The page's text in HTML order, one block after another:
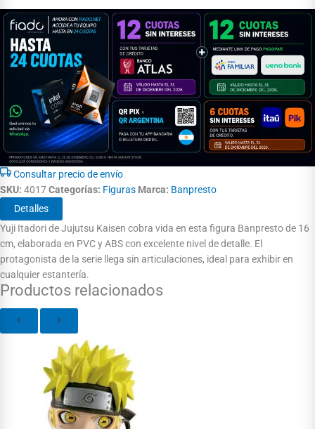
Consultar precio de envío
SKU: 4017Categorías: Figuras Marca: Banpresto
Detalles
Yuji Itadori de Jujutsu Kaisen cobra vida en esta figura Banpresto de 16
cm, elaborada en PVC y ABS con excelente nivel de detalle. El
protagonista de la serie llega sin articulaciones, ideal para exhibir en
cualquier estantería.
Productos relacionados